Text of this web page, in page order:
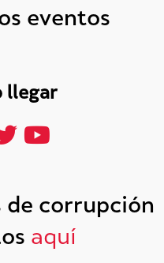
eventos
llegar
de corrupción
aquí